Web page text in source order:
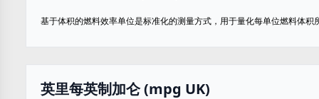
基于体积的燃料效率单位是标准化的测量方式，用于量化每单位燃料体积
英里每英制加仑 (mpg UK)